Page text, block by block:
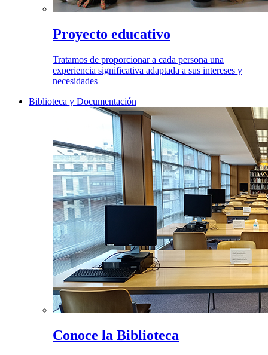
Proyecto educativo
Tratamos de proporcionar a cada persona una
experiencia significativa adaptada a sus intereses y
necesidades
Biblioteca y Documentación
Conoce la Biblioteca